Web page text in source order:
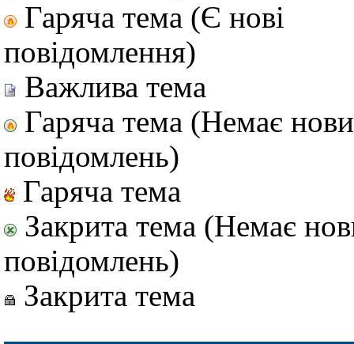
Гаряча тема (Є нові
повідомлення)
Важлива тема
Гаряча тема (Немає
повідомлень)
Гаряча тема
Закрита тема (Немає
повідомлень)
Закрита тема